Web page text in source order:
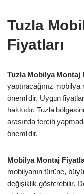
Tuzla
Fiyatları
Tuzla Mobilya Montaj
yaptıracağınız
önemlidir. Uygun
hakkıdır. Tuzla
arasında tercih
önemlidir.
Mobilya Montaj
mobilyanın türüne,
değişiklik gösterebilir.